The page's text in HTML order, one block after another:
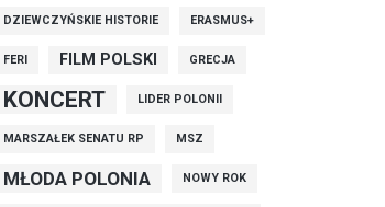
DZIEWCZYŃSKIE HISTORIE ERASMUS+
FERI FILM POLSKI GRECJA
KONCERT LIDER POLONII
MARSZAŁEK SENATU RP MSZ
MŁODA POLONIA NOWY ROK